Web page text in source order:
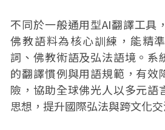
不同於一般通用型AI翻譯工具
佛教語料為核心訓練，能精
詞、佛教術語及弘法語境。系
的翻譯慣例與用語規範，有效
險，協助全球佛光人以多元語
思想，提升國際弘法與跨文化交